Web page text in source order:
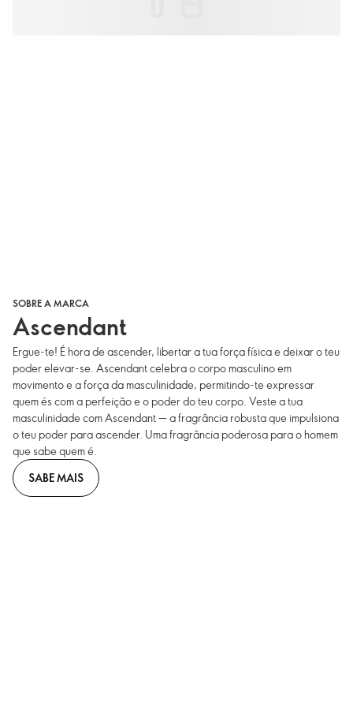
SOBRE A MARCA
Ascendant
Ergue-te! É hora de ascender, libertar a tua força física e deixar o teu
poder elevar-se. Ascendant celebra o corpo masculino em
movimento e a força da masculinidade, permitindo-te expressar
quem és com a perfeição e o poder do teu corpo. Veste a tua
masculinidade com Ascendant — a fragrância robusta que impulsiona
o teu poder para ascender. Uma fragrância poderosa para o homem
que sabe quem é.
SABE MAIS